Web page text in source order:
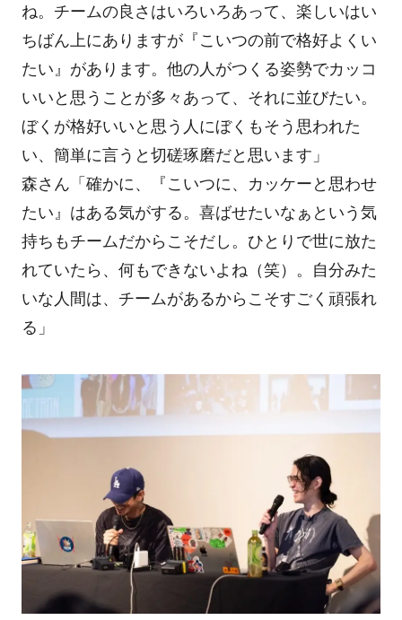
ね。チームの良さはいろいろあって、楽しいはい
ちばん上にありますが『こいつの前で格好よくい
たい』があります。他の人がつくる姿勢でカッコ
いいと思うことが多々あって、それに並びたい。
ぼくが格好いいと思う人にぼくもそう思われた
い、簡単に言うと切磋琢磨だと思います」
森さん「確かに、『こいつに、カッケーと思わせ
たい』はある気がする。喜ばせたいなぁという気
持ちもチームだからこそだし。ひとりで世に放た
れていたら、何もできないよね（笑）。自分みた
いな人間は、チームがあるからこそすごく頑張れ
る」